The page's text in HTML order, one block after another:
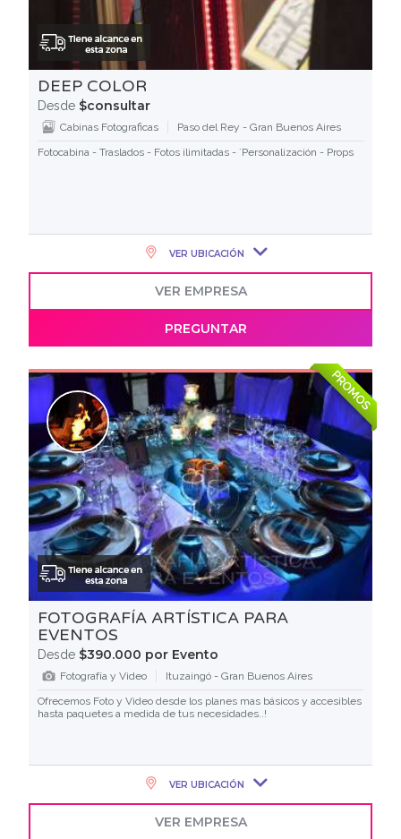
DEEP COLOR
Desde $consultar
Cabinas Fotograficas
Paso del Rey - Gran Buenos Aires
Fotocabina - Traslados - Fotos ilimitadas - ´Personalización - Props
VER UBICACIÓN
VER EMPRESA
PREGUNTAR
FOTOGRAFÍA ARTÍSTICA PARA
EVENTOS
Desde $390.000 por Evento
Fotografía y Video
Ituzaingó - Gran Buenos Aires
Ofrecemos Foto y Video desde los planes mas básicos y accesibles
hasta paquetes a medida de tus necesidades..!
PROMOS
VER UBICACIÓN
VER EMPRESA